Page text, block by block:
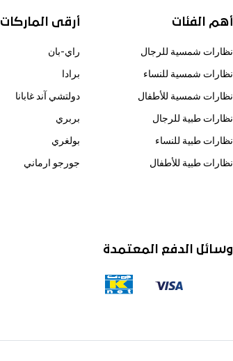
أهم الفئات
نظارات شمسية للرجال
نظارات شمسية للنساء
نظارات شمسية للأطفال
نظارات طبية للرجال
نظارات طبية للنساء
نظارات طبية للأطفال
أرقى الماركات
راي-بان
برادا
دولتشي آند غابانا
بربري
بولغري
جورجو ارماني
وسائل الدفع المعتمدة